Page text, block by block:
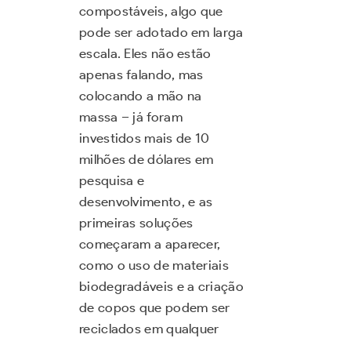
compostáveis, algo que
pode ser adotado em larga
escala. Eles não estão
apenas falando, mas
colocando a mão na
massa – já foram
investidos mais de 10
milhões de dólares em
pesquisa e
desenvolvimento, e as
primeiras soluções
começaram a aparecer,
como o uso de materiais
biodegradáveis e a criação
de copos que podem ser
reciclados em qualquer